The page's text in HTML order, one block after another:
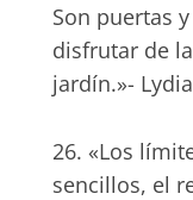
Son puertas
disfrutar de
jardín.»-
26. «Los
sencillos, el